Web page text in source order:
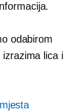
odabirom
lica i